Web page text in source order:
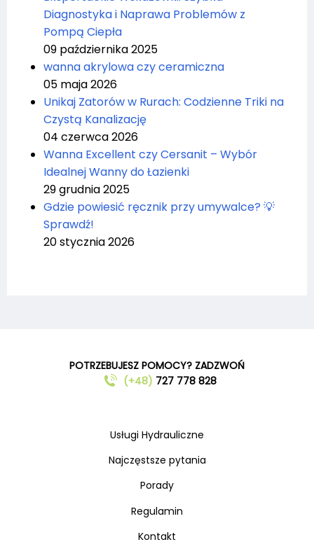
Diagnostyka i Naprawa Problemów z
Pompą Ciepła
09 października 2025
wanna akrylowa czy ceramiczna
05 maja 2026
Unikaj Zatorów w Rurach: Codzienne Triki na
Czystą Kanalizację
04 czerwca 2026
Wanna Excellent czy Cersanit – Wybór
Idealnej Wanny do Łazienki
29 grudnia 2025
Gdzie powiesić ręcznik przy umywalce? 💡
Sprawdź!
20 stycznia 2026
POTRZEBUJESZ POMOCY? ZADZWOŃ
(+48) 727 778 828
Usługi Hydrauliczne
Najczęstsze pytania
Porady
Regulamin
Kontakt